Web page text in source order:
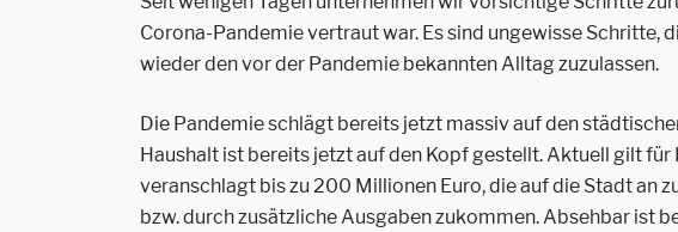
Corona-Pandemie vertraut war. Es sind ungewisse Schritte,
wieder den vor der Pandemie bekannten Alltag zuzulassen.
Die Pandemie schlägt bereits jetzt massiv auf den
Haushalt ist bereits jetzt auf den Kopf gestellt. Aktuell gilt
veranschlagt bis zu 200 Millionen Euro, die auf die Stadt an
bzw. durch zusätzliche Ausgaben zukommen. Absehbar ist